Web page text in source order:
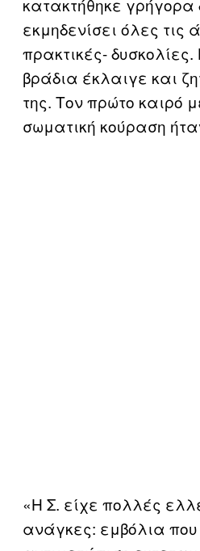
κατακτήθηκε γρήγορα
εκμηδενίσει όλες τις
πρακτικές-
βράδια έκλαιγε και
της. Τον πρώτο καιρό
σωματική κούραση
«Η Σ. είχε πολλές
ανάγκες: εμβόλια